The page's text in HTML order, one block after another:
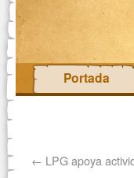
Portada
← LPG apoya